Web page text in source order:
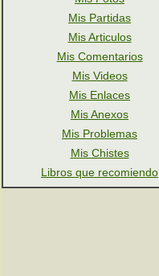
Mis Partidas
Mis Articulos
Mis Comentarios
Mis Videos
Mis Enlaces
Mis Anexos
Mis Problemas
Mis Chistes
Libros que recomiendo